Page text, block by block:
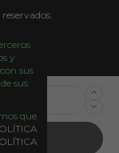
y
sus
sus
que